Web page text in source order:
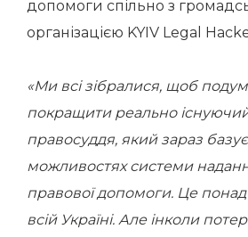
допомоги спільно з
організацією KYIV Legal
«Ми всі зібралися, щоб
покращити реально
правосуддя, який зараз
можливостях системи
правової допомоги. Це понад
всій Україні. Але інколи